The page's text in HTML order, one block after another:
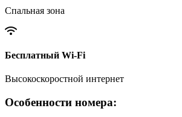
Спальная зона
Бесплатный Wi-Fi
Высокоскоростной интернет
Особенности номера: